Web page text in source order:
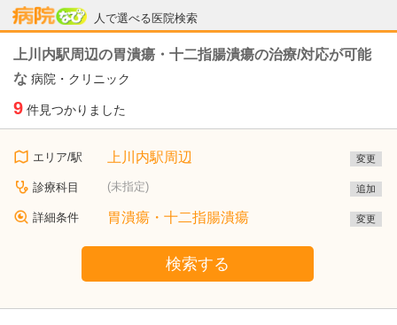
人で選べる医院検索
病院なび
上川内駅周辺の胃潰瘍・十二指腸潰瘍の治療/対応が可能
な 病院・クリニック
9 件見つかりました
エリア/駅 上川内駅周辺 変更
診療科目 (未指定) 追加
詳細条件 胃潰瘍・十二指腸潰瘍 変更
検索する